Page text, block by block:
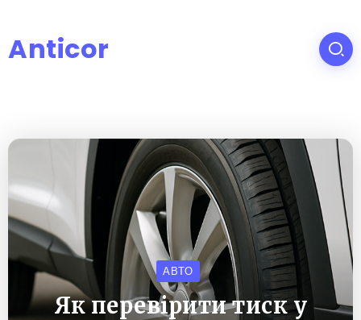
Anticor
АВТО
Як перевірити тиск у